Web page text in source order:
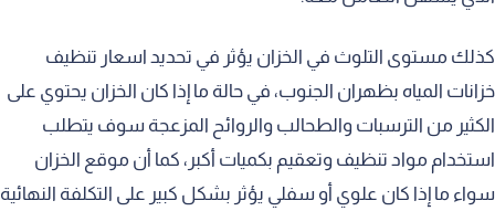
كذلك مستوى التلوث في الخزان يؤثر في تحديد اسعار تنظيف
خزانات المياه بظهران الجنوب، في حالة ما إذا كان الخزان يحتوي على
الكثير من الترسبات والطحالب والروائح المزعجة سوف يتطلب
استخدام مواد تنظيف وتعقيم بكميات أكبر، كما أن موقع الخزان
سواء ما إذا كان علوي أو سفلي يؤثر بشكل كبير على التكلفة النهائية